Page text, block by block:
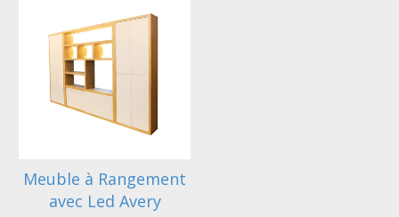
Meuble à Rangement
avec Led Avery